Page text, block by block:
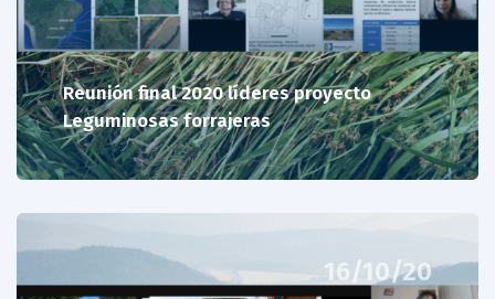
Reunión final 2020 líderes proyecto
Leguminosas forrajeras
16/10/20